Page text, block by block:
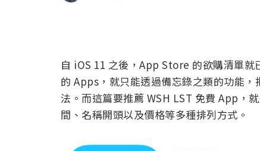
自 iOS 11 之後，App Store 的欲購清單
的 Apps，就只能透過備忘錄之類的功能
法。而這篇要推薦 WSH LST 免費 App，
間、名稱開頭以及價格等多種排列方式。